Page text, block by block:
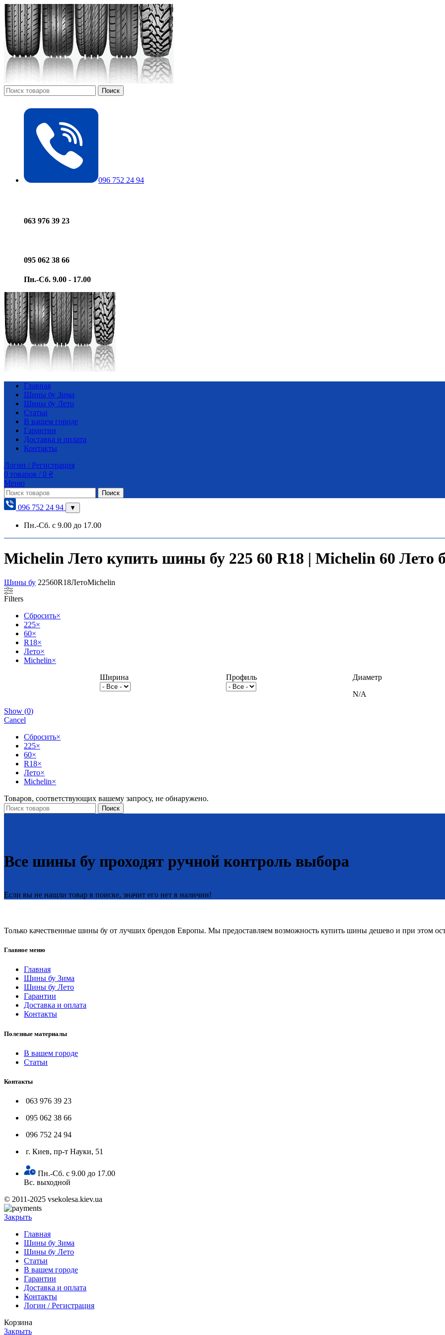
Поиск
096 752 24 94
063 976 39 23
095 062 38 66
Пн.-Сб. 9.00 - 17.00
Главная
Шины бу Зима
Шины бу Лето
Статьи
В вашем городе
Гарантии
Доставка и оплата
Контакты
Логин / Регистрация
0 товаров / 0 ₴
Меню
Поиск
096 752 24 94 ▼
Пн.-Сб. с 9.00 до 17.00
Michelin Лето купить шины бу 225 60 R18 | Michelin 60 Лето
Шины бу 22560R18ЛетоMichelin
Filters
Сбросить×
225×
60×
R18×
Лето×
Michelin×
Ширина
Профиль
Диаметр
N/A
Show (0)
Cancel
Сбросить×
225×
60×
R18×
Лето×
Michelin×
Товаров, соответствующих вашему запросу, не обнаружено.
Поиск
Все шины бу проходят ручной контроль выбора
Если вы не нашли товар в поиске, значит его нет в наличии!
Только качественные шины бу от лучших брендов Европы. Мы предоставляем возможность купить шины дешево и при этом
Главное меню
Главная
Шины бу Зима
Шины бу Лето
Гарантии
Доставка и оплата
Контакты
Полезные материалы
В вашем городе
Статьи
Контакты
063 976 39 23
095 062 38 66
096 752 24 94
г. Киев, пр-т Науки, 51
Пн.-Сб. с 9.00 до 17.00
Вс. выходной
© 2011-2025 vsekolesa.kiev.ua
Закрыть
Главная
Шины бу Зима
Шины бу Лето
Статьи
В вашем городе
Гарантии
Доставка и оплата
Контакты
Логин / Регистрация
Корзина
Закрыть